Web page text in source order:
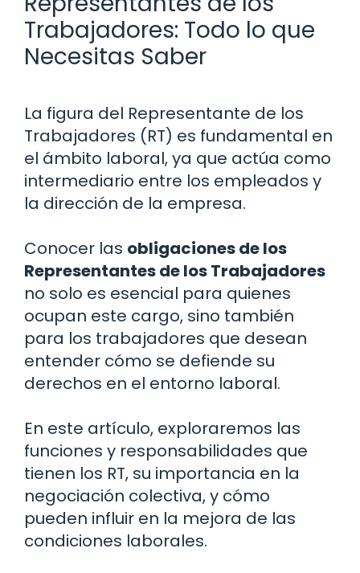
Trabajadores: Todo lo que
Necesitas Saber
La figura del Representante de los
Trabajadores (RT) es fundamental en
el ámbito laboral, ya que actúa como
intermediario entre los empleados y
la dirección de la empresa.
Conocer las obligaciones de los
Representantes de los Trabajadores
no solo es esencial para quienes
ocupan este cargo, sino también
para los trabajadores que desean
entender cómo se defiende su
derechos en el entorno laboral.
En este artículo, exploraremos las
funciones y responsabilidades que
tienen los RT, su importancia en la
negociación colectiva, y cómo
pueden influir en la mejora de las
condiciones laborales.